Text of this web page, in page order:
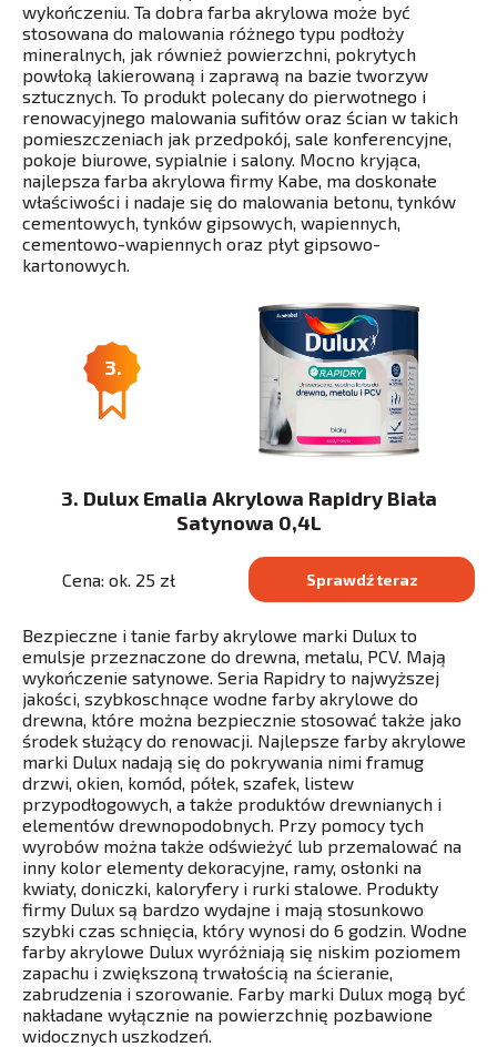
wykończeniu. Ta dobra farba akrylowa może być
stosowana do malowania różnego typu podłoży
mineralnych, jak również powierzchni, pokrytych
powłoką lakierowaną i zaprawą na bazie tworzyw
sztucznych. To produkt polecany do pierwotnego i
renowacyjnego malowania sufitów oraz ścian w takich
pomieszczeniach jak przedpokój, sale konferencyjne,
pokoje biurowe, sypialnie i salony. Mocno kryjąca,
najlepsza farba akrylowa firmy Kabe, ma doskonałe
właściwości i nadaje się do malowania betonu, tynków
cementowych, tynków gipsowych, wapiennych,
cementowo-wapiennych oraz płyt gipsowo-
kartonowych.
3.
3. Dulux Emalia Akrylowa Rapidry Biała
Satynowa 0,4L
Cena: ok. 25 zł Sprawdź teraz
Bezpieczne i tanie farby akrylowe marki Dulux to
emulsje przeznaczone do drewna, metalu, PCV. Mają
wykończenie satynowe. Seria Rapidry to najwyższej
jakości, szybkoschnące wodne farby akrylowe do
drewna, które można bezpiecznie stosować także jako
środek służący do renowacji. Najlepsze farby akrylowe
marki Dulux nadają się do pokrywania nimi framug
drzwi, okien, komód, półek, szafek, listew
przypodłogowych, a także produktów drewnianych i
elementów drewnopodobnych. Przy pomocy tych
wyrobów można także odświeżyć lub przemalować na
inny kolor elementy dekoracyjne, ramy, osłonki na
kwiaty, doniczki, kaloryfery i rurki stalowe. Produkty
firmy Dulux są bardzo wydajne i mają stosunkowo
szybki czas schnięcia, który wynosi do 6 godzin. Wodne
farby akrylowe Dulux wyróżniają się niskim poziomem
zapachu i zwiększoną trwałością na ścieranie,
zabrudzenia i szorowanie. Farby marki Dulux mogą być
nakładane wyłącznie na powierzchnię pozbawione
widocznych uszkodzeń.